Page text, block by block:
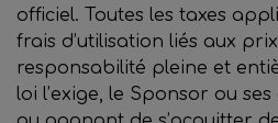
officiel. Toutes les taxes
frais d’utilisation liés aux
responsabilité pleine et
loi l’exige, le Sponsor ou